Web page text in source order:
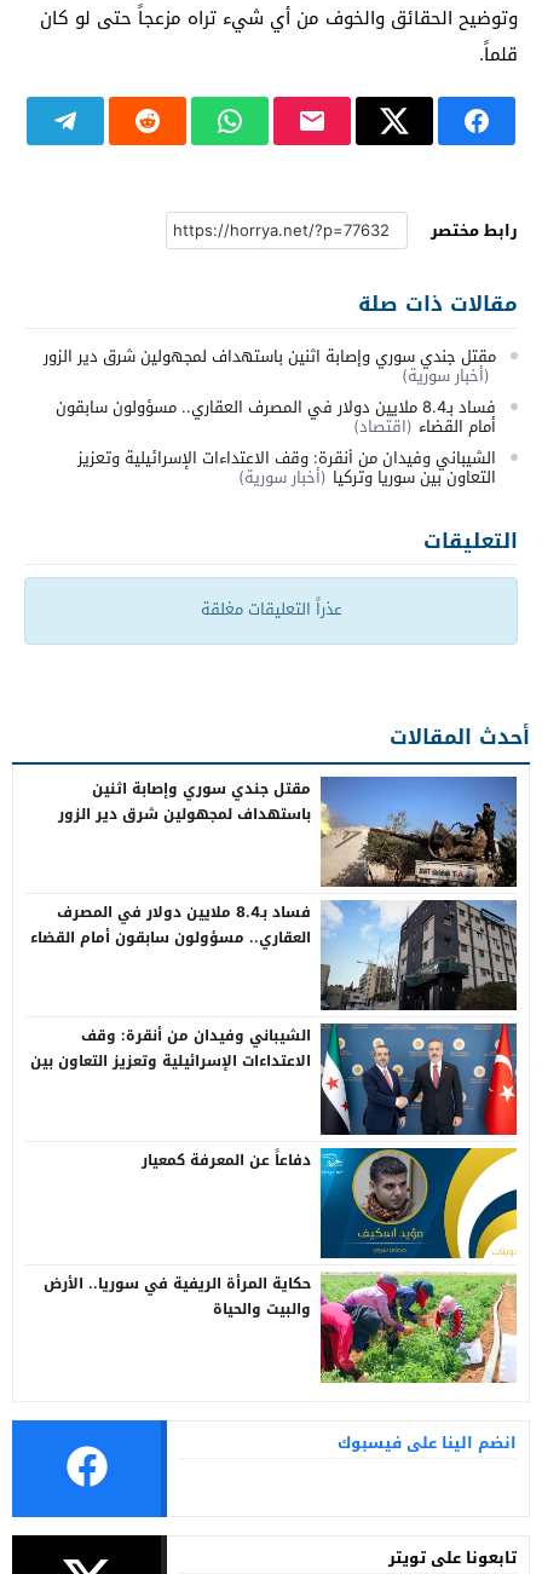
وتوضيح الحقائق والخوف من أي شيء تراه مزعجاً حتى لو كان
قلماً.
رابط مختصر
مقالات ذات صلة
مقتل جندي سوري وإصابة اثنين باستهداف لمجهولين شرق دير الزور
(أخبار سورية)
فساد بـ8.4 ملايين دولار في المصرف العقاري.. مسؤولون سابقون
أمام القضاء (اقتصاد)
الشيباني وفيدان من أنقرة: وقف الاعتداءات الإسرائيلية وتعزيز
التعاون بين سوريا وتركيا (أخبار سورية)
التعليقات
عذراً التعليقات مغلقة
أحدث المقالات
مقتل جندي سوري وإصابة اثنين
باستهداف لمجهولين شرق دير الزور
فساد بـ8.4 ملايين دولار في المصرف
العقاري.. مسؤولون سابقون أمام القضاء
الشيباني وفيدان من أنقرة: وقف
الاعتداءات الإسرائيلية وتعزيز التعاون بين
دفاعاً عن المعرفة كمعيار
حكاية المرأة الريفية في سوريا.. الأرض
والبيت والحياة
انضم الينا على فيسبوك
تابعونا على تويتر